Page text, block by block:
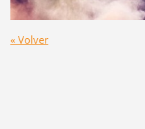
« Volver